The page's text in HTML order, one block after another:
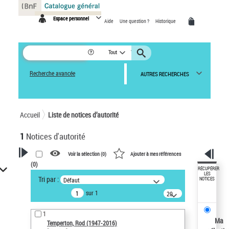
Espace personnel Aide Une question ? Historique
Tout
Recherche avancée AUTRES RECHERCHES
Accueil Liste de notices d’autorité
1 Notices d'autorité
VOTRE RECHERCHE
Recherche avancée dans les
notices d’autorité
Œuvres liées à l'auteur :
Temperton, Rod (1947-2016)
Voir la sélection (0) Ajouter à mes références
(0)
Tri par : Défaut
sur 1
20
résultats/page
1
Temperton, Rod (1947-2016)
RÉCUPÉRER
LES
NOTICES
Ma
Panneau de gestion des cookies